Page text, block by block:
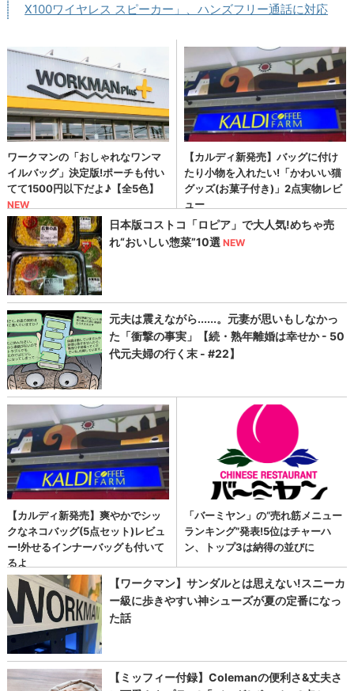
X100ワイヤレス スピーカー」、ハンズフリー通話に対応